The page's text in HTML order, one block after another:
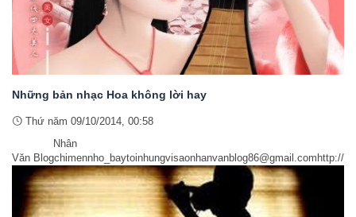
Những bản nhạc Hoa không lời hay
Thứ năm 09/10/2014, 00:58
Nhân
Văn Blogchimennho_baytoinhungvisaonhanvanblog86@gmail.comhttp://